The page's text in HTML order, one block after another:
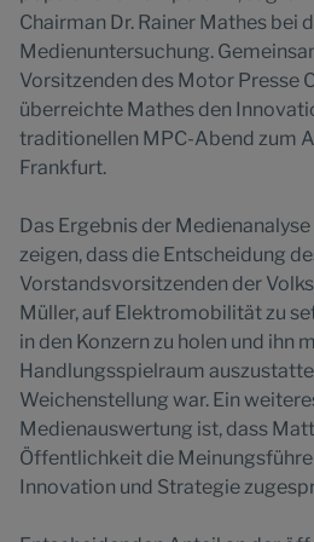
Chairman Dr. Rainer Mathes bei
Medienuntersuchung.
Vorsitzenden des Motor Presse
überreichte Mathes den
traditionellen MPC-Abend zum
Frankfurt.
Das Ergebnis der
zeigen, dass die Entscheidung
Vorstandsvorsitzenden der
Müller, auf Elektromobilität zu
in den Konzern zu holen und ihn
Handlungsspielraum
Weichenstellung war. Ein
Medienauswertung ist, dass
Öffentlichkeit die
Innovation und Strategie